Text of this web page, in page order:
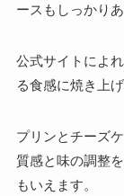
ースもしっかりあ
公式サイトによ
る食感に焼き上
プリンとチーズ
質感と味の調整
もいえます。